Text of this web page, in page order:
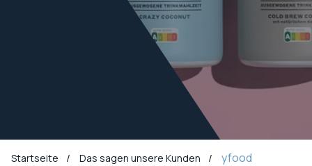
Startseite Das sagen unsere Kunden yfood